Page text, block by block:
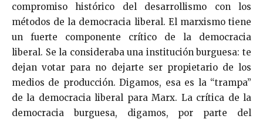
compromiso histórico del desarrollismo con los
métodos de la democracia liberal. El marxismo tiene
un fuerte componente crítico de la democracia
liberal. Se la consideraba una institución burguesa: te
dejan votar para no dejarte ser propietario de los
medios de producción. Digamos, esa es la “trampa”
de la democracia liberal para Marx. La crítica de la
democracia burguesa, digamos, por parte del